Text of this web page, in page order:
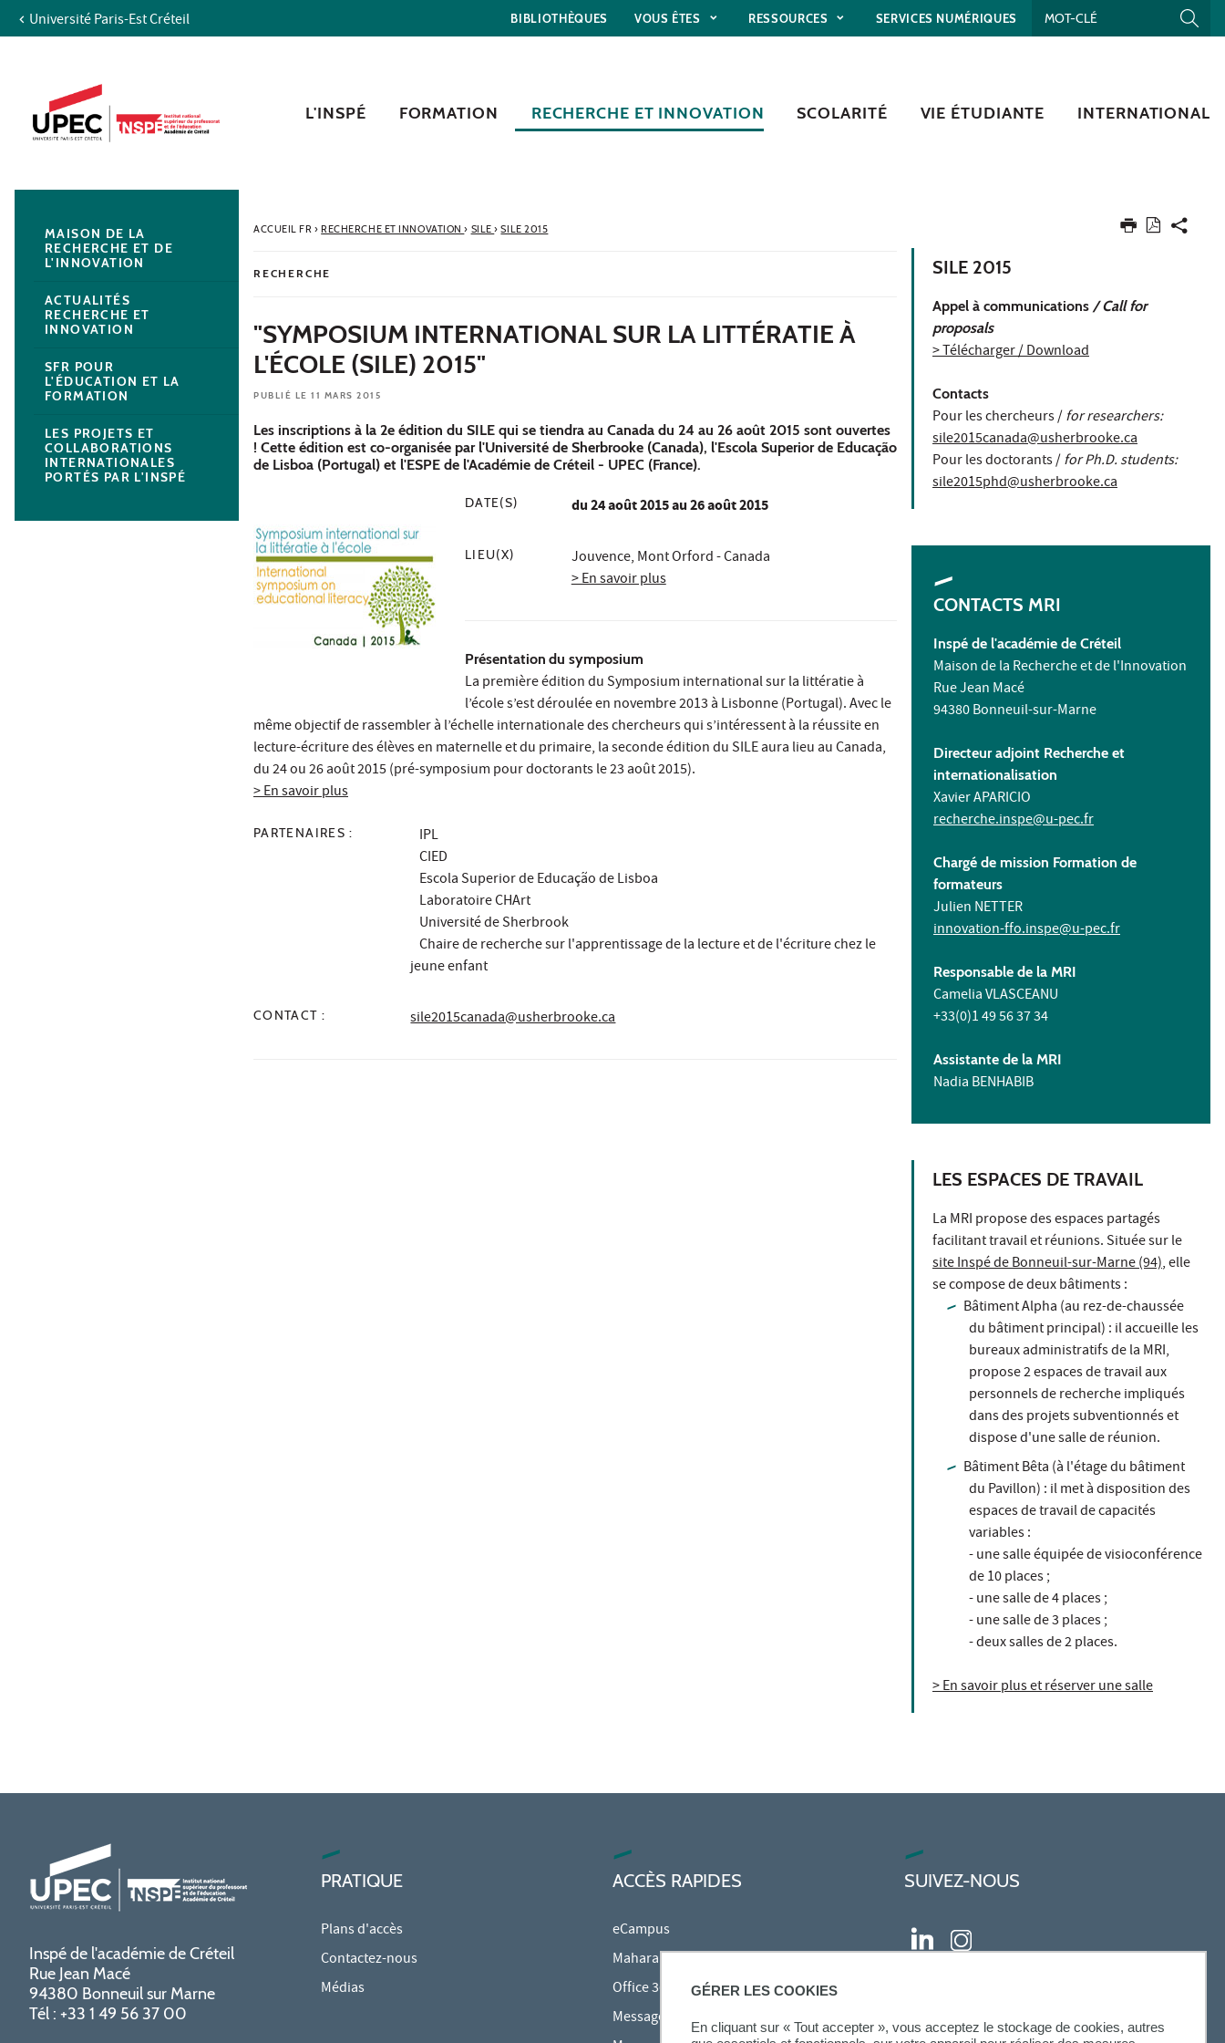
GÉRER LES COOKIES
En cliquant sur « Tout accepter », vous acceptez le stockage de cookies, autres
Aller au contenu
Recherche
Navigation secondaire
Université Paris-Est Créteil BIBLIOTHÈQUES VOUS ÊTES RESSOURCES SERVICES NUMÉRIQUES
L'INSPÉ FORMATION RECHERCHE ET INNOVATION SCOLARITÉ VIE ÉTUDIANTE INTERNATIONAL
ACCUEIL FR› RECHERCHE ET INNOVATION› SILE› SILE 2015
RECHERCHE
"SYMPOSIUM INTERNATIONAL SUR LA LITTÉRATIE À
L'ÉCOLE (SILE) 2015"
PUBLIÉ LE 11 MARS 2015
Les inscriptions à la 2e édition du SILE qui se tiendra au Canada du 24 au 26 août 2015 sont ouvertes
! Cette édition est co-organisée par l'Université de Sherbrooke (Canada), l'Escola Superior de Educação
de Lisboa (Portugal) et l'ESPE de l'Académie de Créteil - UPEC (France).
DATE(S) du24 août 2015au 26 août 2015
LIEU(X)
Jouvence, Mont Orford - Canada
> En savoir plus
Présentation du symposium
La première édition du Symposium international sur la littératie à
l’école s’est déroulée en novembre 2013 à Lisbonne (Portugal). Avec le
même objectif de rassembler à l’échelle internationale des chercheurs qui s’intéressent à la réussite en
lecture-écriture des élèves en maternelle et du primaire, la seconde édition du SILE aura lieu au Canada,
du 24 ou 26 août 2015 (pré-symposium pour doctorants le 23 août 2015).
> En savoir plus
PARTENAIRES :
IPL
CIED
Escola Superior de Educação de Lisboa
Laboratoire CHArt
Université de Sherbrook
Chaire de recherche sur l'apprentissage de la lecture et de l'écriture chez le
jeune enfant
CONTACT : sile2015canada@usherbrooke.ca
SILE 2015
Appel à communications / Call for
proposals
> Télécharger / Download
Contacts
Pour les chercheurs /for researchers:
sile2015canada@usherbrooke.ca
Pour les doctorants /for Ph.D. students:
sile2015phd@usherbrooke.ca
CONTACTS MRI
Inspé de l'académie de Créteil
Maison de la Recherche et de l'Innovation
Rue Jean Macé
94380 Bonneuil-sur-Marne
Directeur adjoint Recherche et
internationalisation
Xavier APARICIO
recherche.inspe@u-pec.fr
Chargé de mission Formation de
formateurs
Julien NETTER
innovation-ffo.inspe@u-pec.fr
Responsable de la MRI
Camelia VLASCEANU
+33(0)1 49 56 37 34
Assistante de la MRI
Nadia BENHABIB
LES ESPACES DE TRAVAIL
La MRI propose des espaces partagés
facilitant travail et réunions. Située sur le
site Inspé de Bonneuil-sur-Marne (94), elle
se compose de deux bâtiments :
Bâtiment Alpha (au rez-de-chaussée
du bâtiment principal) : il accueille les
bureaux administratifs de la MRI,
propose 2 espaces de travail aux
personnels de recherche impliqués
dans des projets subventionnés et
dispose d'une salle de réunion.
Bâtiment Bêta (à l'étage du bâtiment
du Pavillon) : il met à disposition des
espaces de travail de capacités
variables :
- une salle équipée de visioconférence
de 10 places ;
- une salle de 4 places ;
- une salle de 3 places ;
- deux salles de 2 places.
> En savoir plus et réserver une salle
MAISON DE LA
RECHERCHE ET DE
L'INNOVATION
ACTUALITÉS
RECHERCHE ET
INNOVATION
SFR POUR
L'ÉDUCATION ET LA
FORMATION
LES PROJETS ET
COLLABORATIONS
INTERNATIONALES
PORTÉS PAR L'INSPÉ
Inspé de l'académie de Créteil
Rue Jean Macé
94380 Bonneuil sur Marne
Tél : +33 1 49 56 37 00
PRATIQUE
Plans d'accès
Contactez-nous
Médias
ACCÈS RAPIDES
eCampus
Mahara
Office 365
Messagerie des étudiants
SUIVEZ-NOUS